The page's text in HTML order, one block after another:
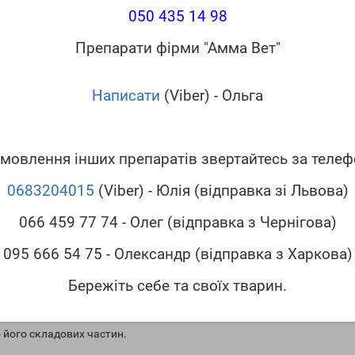
050 435 14 98
Препарати фірми "Амма Вет"
Написати (Viber) - Ольга
інших препаратів звертайтесь за
0683204015 (Viber) - Юлія (відправка зі Львова)
066 459 77 74 - Олег (відправка з Чернігова)
095 666 54 75 - Олександр (відправка з Харкова)
Бережіть себе та своїх тварин.
грампозитивних мікроорганізмів (Streptococcus spp.,
відмерлих тканин) протимікробна активність Брильянтового
кішкам.
зі свіжими післяопераційними ранами, посттравматичними
його доцільно використовувати для прискорення
пошкоджені ділянки шкіри або обробляти краї здорової шкіри
складових частин.